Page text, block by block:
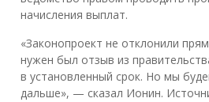
начисления выплат.
«Законопроект не отклонили
нужен был отзыв из
в установленный срок. Но мы
дальше», — сказал Ионин.